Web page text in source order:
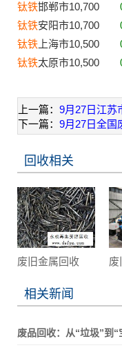
钛铁邯郸市10,700
钛铁安阳市10,700
钛铁 上海市10,500
钛铁太原市10,500
上一篇： 9月27日江苏
下一篇： 9月27日全国
回收相关
废旧金属回收 废
相关新闻
废品回收：从“垃圾”到“